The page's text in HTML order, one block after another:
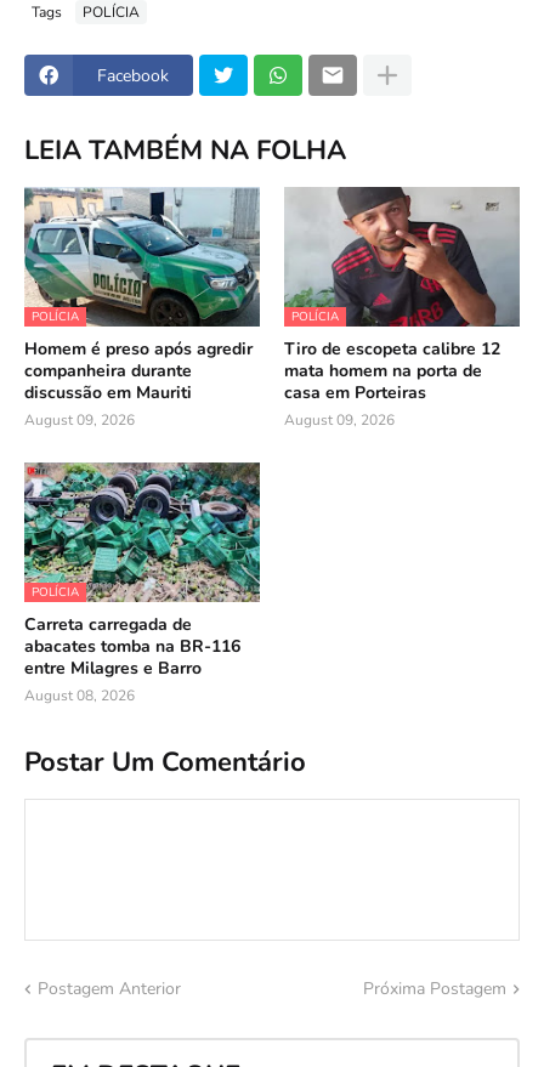
Tags POLÍCIA
Facebook
LEIA TAMBÉM NA FOLHA
POLÍCIA
Homem é preso após agredir
companheira durante
discussão em Mauriti
August 09, 2026
POLÍCIA
Tiro de escopeta calibre 12
mata homem na porta de
casa em Porteiras
August 09, 2026
POLÍCIA
Carreta carregada de
abacates tomba na BR-116
entre Milagres e Barro
August 08, 2026
Postar Um Comentário
Postagem Anterior Próxima Postagem